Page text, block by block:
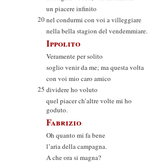
un piacere infinito
20nel condurmi con voi a villeggiare
nella bella stagion del vendemmiare.
Ippolito
Veramente per solito
soglio venir da me; ma questa volta
con voi mio caro amico
25 dividere ho voluto
quel piacer ch’altre volte mi ho
goduto.
Fabrizio
Oh quanto mi fa bene
l’aria della campagna.
A che ora si magna?